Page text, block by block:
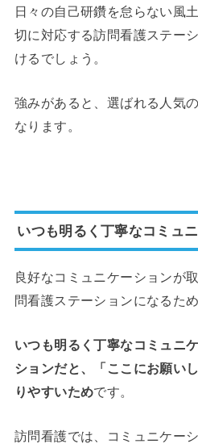
日々の自己研鑽を怠らない風
切に対応する訪問看護ステー
けるでしょう。
強みがあると、選ばれる人気
なります。
いつも明るく丁寧なコミュ
良好なコミュニケーションが
問看護ステーションになるた
いつも明るく丁寧なコミュニ
ションだと、「ここにお願い
りやすいためです。
訪問看護では、コミュニケー